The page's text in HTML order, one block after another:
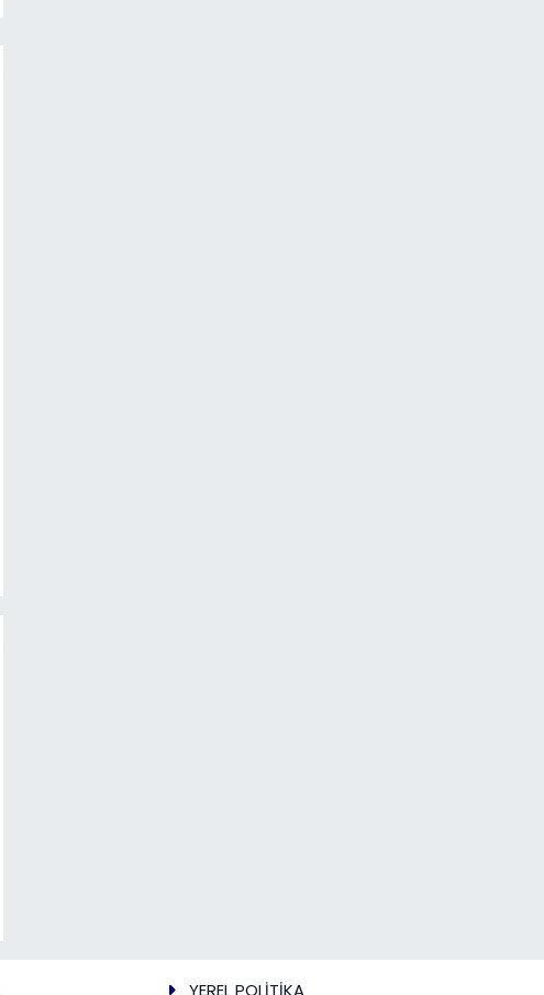
YEREL POLİTİKA